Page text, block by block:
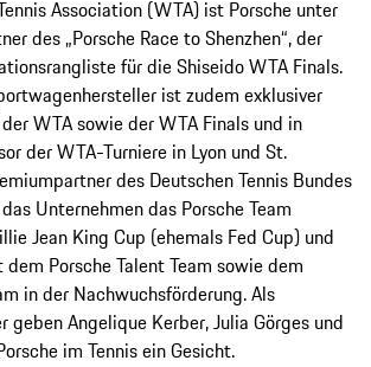
Association (WTA) ist Porsche unter
des „Porsche Race to Shenzhen“, der
für die Shiseido WTA Finals.
ist zudem exklusiver
WTA sowie der WTA Finals und in
der WTA-Turniere in Lyon und St.
des Deutschen Tennis Bundes
Unternehmen das Porsche Team
Jean King Cup (ehemals Fed Cup) und
Porsche Talent Team sowie dem
in der Nachwuchsförderung. Als
geben Angelique Kerber, Julia Görges und
im Tennis ein Gesicht.